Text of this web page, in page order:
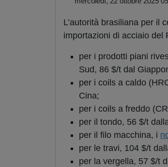
L’autorità brasiliana per il
importazioni di acciaio del
per i prodotti piani
Sud, 86 $/t dal
per i coils a caldo
Cina;
per i coils a freddo
per il tondo, 56 $/t
per il filo macchina, i
per le travi, 104 $/t
per la vergella, 57 $/t